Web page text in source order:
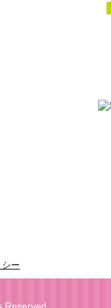
ー
Reserved.